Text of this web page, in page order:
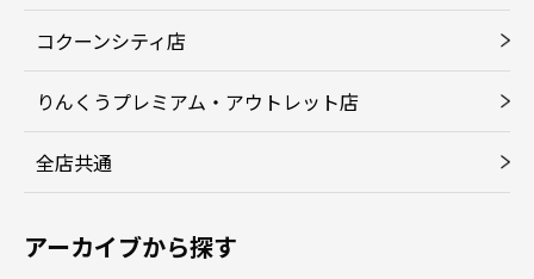
コクーンシティ店
りんくうプレミアム・アウトレット店
全店共通
アーカイブから探す